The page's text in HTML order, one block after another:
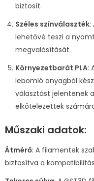
biztosít.
Széles színválaszték:
lehetővé teszi a
megvalósítását.
Környezetbarát PLA:
lebomló anyagból
választást jelentenek
elkötelezettek
Műszaki adatok:
Átmérő: A filamentek
biztosítva a